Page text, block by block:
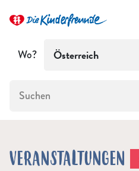
Wo? Österreich
VERANSTALTUNGEN